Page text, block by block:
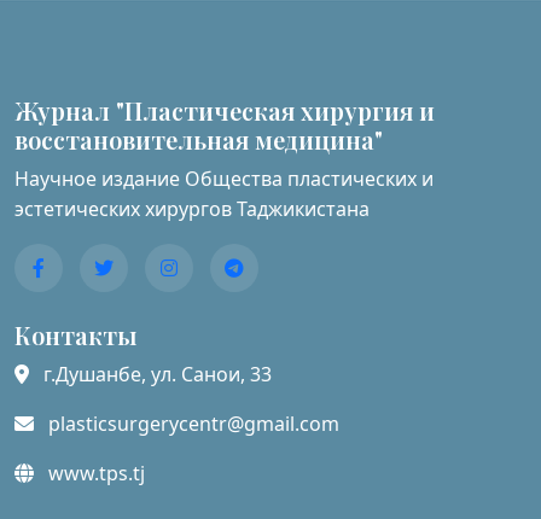
Журнал "Пластическая хирургия и
восстановительная медицина"
Научное издание Общества пластических и
эстетических хирургов Таджикистана
Контакты
г.Душанбе, ул. Санои, 33
plasticsurgerycentr@gmail.com
www.tps.tj